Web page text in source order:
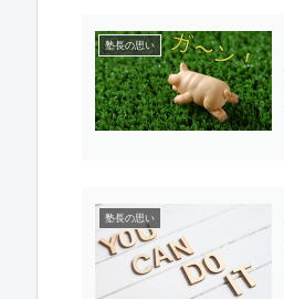
塾長の思い
塾長の思い